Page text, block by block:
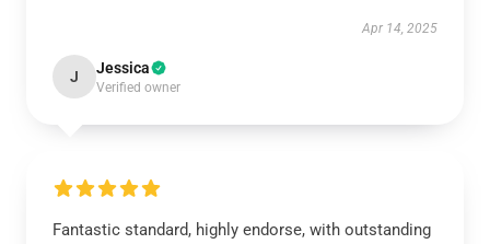
Apr 14, 2025
J Jessica
Verified owner
Fantastic standard, highly endorse, with outstanding